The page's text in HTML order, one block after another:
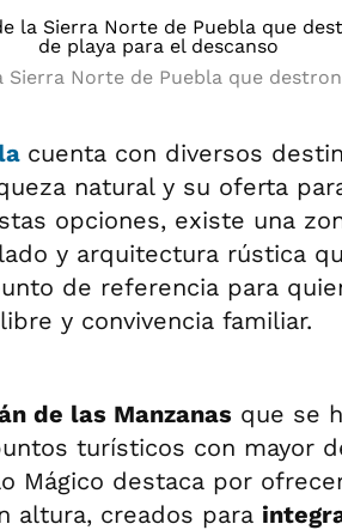
Sierra Norte de Puebla que
cuenta con diversos
natural y su oferta
opciones, existe una
y arquitectura rústica
de referencia para
y convivencia familiar.
de las Manzanas que se
turísticos con mayor
Mágico destaca por
altura, creados para